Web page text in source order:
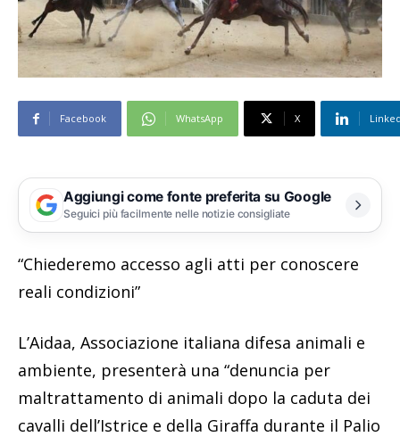
Facebook WhatsApp X
Aggiungi come fonte preferita su Google
Seguici più facilmente nelle notizie consigliate
“Chiederemo accesso agli atti per conoscere
reali condizioni”
L’Aidaa, Associazione italiana difesa animali e
ambiente, presenterà una “denuncia per
maltrattamento di animali dopo la caduta dei
cavalli dell’Istrice e della Giraffa durante il Palio